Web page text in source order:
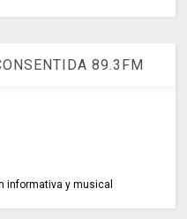
89.3FM
informativa y musical